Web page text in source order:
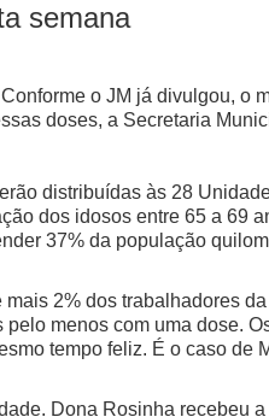
semana
o JM já divulgou, o
doses, a Secretaria
distribuídas às 28
dos idosos entre 65 a 69
37% da população
2% dos trabalhadores
menos com uma dose.
tempo feliz. É o caso de
Dona Rosinha recebeu